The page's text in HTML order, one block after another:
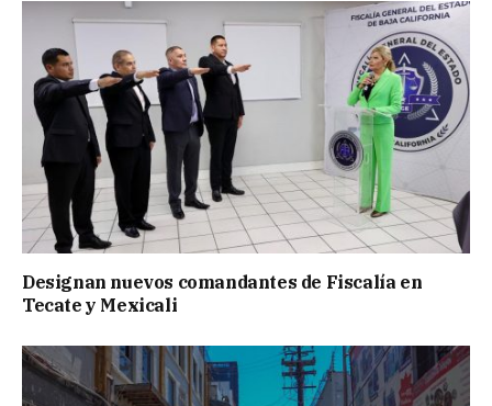
Designan nuevos comandantes de Fiscalía en
Tecate y Mexicali